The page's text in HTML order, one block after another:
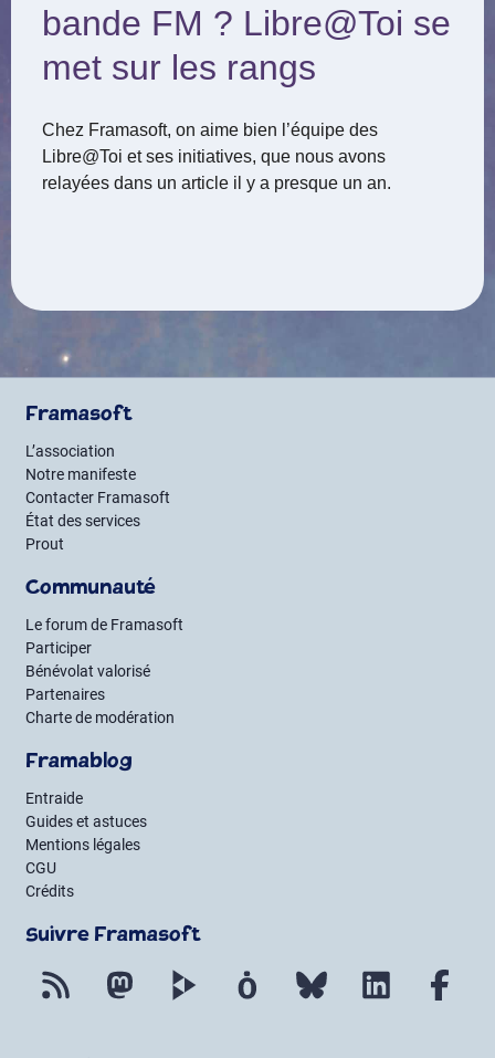
bande FM ? Libre@Toi se
met sur les rangs
Chez Framasoft, on aime bien l’équipe des
Libre@Toi et ses initiatives, que nous avons
relayées dans un article il y a presque un an.
Framasoft
L’association
Notre manifeste
Contacter Framasoft
État des services
Prout
Communauté
Le forum de Framasoft
Participer
Bénévolat valorisé
Partenaires
Charte de modération
Framablog
Entraide
Guides et astuces
Mentions légales
CGU
Crédits
Suivre Framasoft
Flux RSS Mastodon PeerTube Mobilizon Bluesky LinkedIn